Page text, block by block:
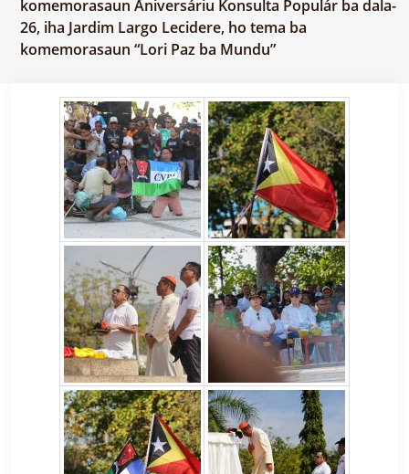
komemorasaun Aniversáriu Konsulta Populár ba dala-
26, iha Jardim Largo Lecidere, ho tema ba
komemorasaun “Lori Paz ba Mundu”